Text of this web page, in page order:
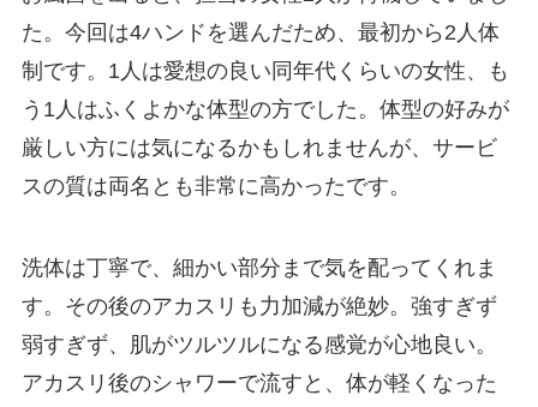
た。今回は4ハンドを選んだため、最初から2人体
制です。1人は愛想の良い同年代くらいの女性、も
う1人はふくよかな体型の方でした。体型の好みが
厳しい方には気になるかもしれませんが、サービ
スの質は両名とも非常に高かったです。
洗体は丁寧で、細かい部分まで気を配ってくれま
す。その後のアカスリも力加減が絶妙。強すぎず
弱すぎず、肌がツルツルになる感覚が心地良い。
アカスリ後のシャワーで流すと、体が軽くなった